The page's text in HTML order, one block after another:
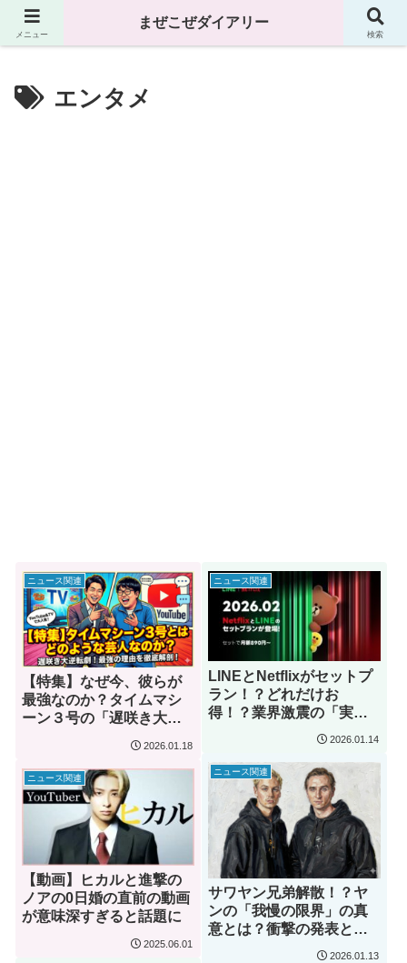
まぜこぜダイアリー
エンタメ
ニュース関連
【特集】なぜ今、彼らが
最強なのか？タイムマシ
ーン３号の「遅咲き大逆
転劇」とその凄すぎる実
2026.01.18
ニュース関連
LINEとNetflixがセットプ
ラン！？どれだけお
得！？業界激震の「実質
無料」バグレベルの新プ
ランを徹底解剖【2026年
最新】
2026.01.14
ニュース関連
サワヤン兄弟解散！？ヤ
ンの「我慢の限界」の真
意とは？衝撃の発表と今
後の活動を徹底予想
2026.01.13
ニュース関連
【動画】ヒカルと進撃の
ノアの0日婚の直前の動画
が意味深すぎると話題に
2025.06.01
メニュー
まぜこぜダイアリー
検索